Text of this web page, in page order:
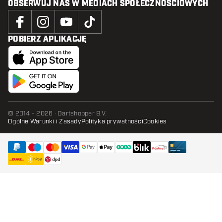
OBSERWUJ NAS W MEDIACH SPOŁECZNOŚCIOWYCH
POBIERZ APLIKACJĘ
© 2014 - 2026 · Dartshopper B.V.
Ogólne Warunki i ZasadyPolityka prywatnościCookies